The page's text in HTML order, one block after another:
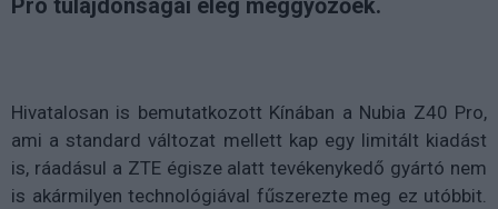
Pro tulajdonságai elég meggyőzőek.
Hivatalosan is bemutatkozott Kínában a Nubia Z40 Pro,
ami a standard változat mellett kap egy limitált kiadást
is, ráadásul a ZTE égisze alatt tevékenykedő gyártó nem
is akármilyen technológiával fűszerezte meg ez utóbbit.